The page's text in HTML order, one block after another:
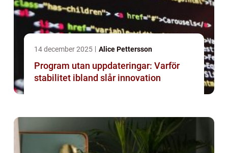
14 december 2025 Alice Pettersson
Program utan uppdateringar: Varför
stabilitet ibland slår innovation